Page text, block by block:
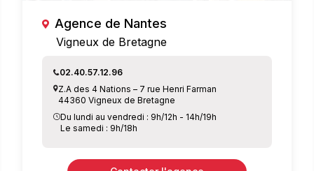
Agence de Nantes
Vigneux de Bretagne
02.40.57.12.96
Z.A des 4 Nations – 7 rue Henri Farman
44360 Vigneux de Bretagne
Du lundi au vendredi : 9h/12h - 14h/19h
Le samedi : 9h/18h